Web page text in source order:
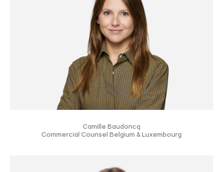
Camille Baudoncq
Commercial Counsel Belgium & Luxembourg